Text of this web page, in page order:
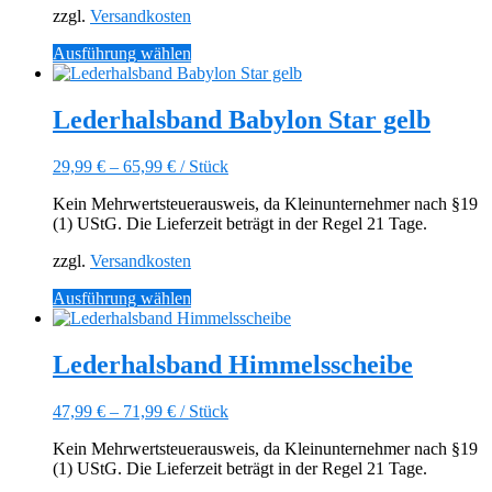
Produktseite
gewählt
werden
zzgl. Versandkosten
Ausführung wählen
Produkt
mehrere
Varianten
Die
können
auf
Produktseite
gewählt
werden
Lederhalsband Babylon Star gelb
29,99 € – 65,99 € / Stück
Kein Mehrwertsteuerausweis, da Kleinunternehmer nach §19
(1) UStG. Die Lieferzeit beträgt in der Regel 21 Tage.
zzgl. Versandkosten
Ausführung wählen
Produkt
mehrere
Varianten
Die
können
auf
Lederhalsband Himmelsscheibe
47,99 € – 71,99 € / Stück
Kein Mehrwertsteuerausweis, da Kleinunternehmer nach §19
(1) UStG. Die Lieferzeit beträgt in der Regel 21 Tage.